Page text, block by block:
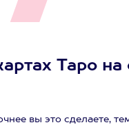
Таро
вы это сделаете,